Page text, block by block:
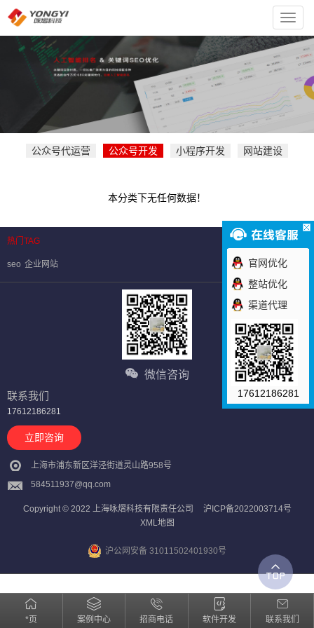
上
海
咏
熠
科
有
限
责
任
公众号代运营 公众号开发 小程序开发 网站建设
本分类下无任何数据！
热门TAG
seo 企业网站
微信咨询
联系我们
17612186281
立即咨询
上海市浦东新区洋泾街道灵山路958号
584511937@qq.com
Copyright © 2022 上海咏熠科技有限责任公司
沪ICP备2022003714号
XML地图
沪公网安备 31011502401930号
官网优化
整站优化
渠道代理
17612186281
*页 案例中心 招商电话 软件开发 联系我们